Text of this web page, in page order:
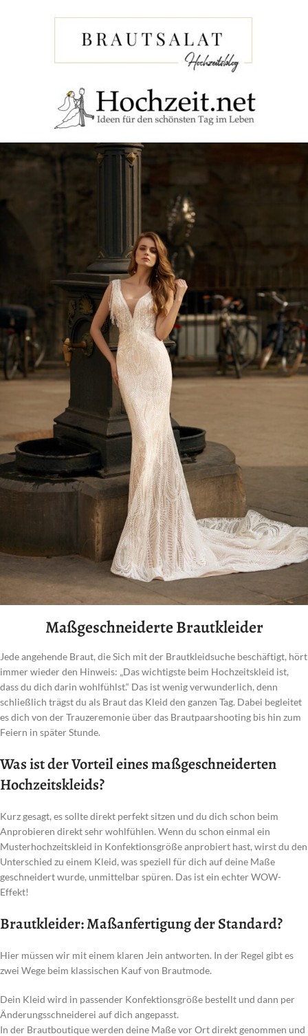
Maßgeschneiderte Brautkleider
Jede angehende Braut, die Sich mit der Brautkleidsuche beschäftigt, hört
immer wieder den Hinweis: „Das wichtigste beim Hochzeitskleid ist,
dass du dich darin wohlfühlst.“ Das ist wenig verwunderlich, denn
schließlich trägst du als Braut das Kleid den ganzen Tag. Dabei begleitet
es dich von der Trauzeremonie über das Brautpaarshooting bis hin zum
Feiern in später Stunde.
Was ist der Vorteil eines maßgeschneiderten
Hochzeitskleids?
Kurz gesagt, es sollte direkt perfekt sitzen und du dich schon beim
Anprobieren direkt sehr wohlfühlen. Wenn du schon einmal ein
Musterhochzeitskleid in Konfektionsgröße anprobiert hast, wirst du den
Unterschied zu einem Kleid, was speziell für dich auf deine Maße
geschneidert wurde, unmittelbar spüren. Das ist ein echter WOW-
Effekt!
Brautkleider: Maßanfertigung der Standard?
Hier müssen wir mit einem klaren Jein antworten. In der Regel gibt es
zwei Wege beim klassischen Kauf von Brautmode.
Dein Kleid wird in passender Konfektionsgröße bestellt und dann per
Änderungsschneiderei auf dich angepasst.
In der Brautboutique werden deine Maße vor Ort direkt genommen und